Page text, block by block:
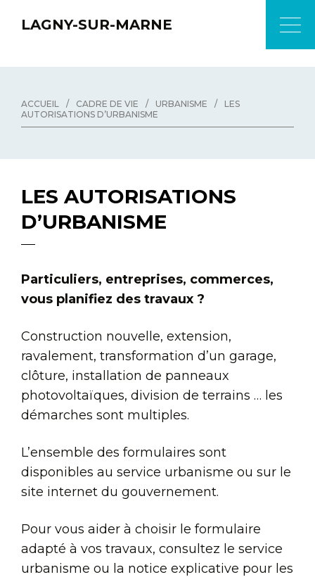
LAGNY-SUR-MARNE
ACCUEIL / CADRE DE VIE / URBANISME /
LES
AUTORISATIONS D’URBANISME
LES AUTORISATIONS
D’URBANISME
Particuliers, entreprises, commerces,
vous planifiez des travaux ?
Construction nouvelle, extension,
ravalement, transformation d’un garage,
clôture, installation de panneaux
photovoltaïques, division de terrains … les
démarches sont multiples.
L’ensemble des formulaires sont
disponibles au service urbanisme ou sur le
site internet du gouvernement.
Pour vous aider à choisir le formulaire
adapté à vos travaux, consultez le service
urbanisme ou la notice explicative pour les